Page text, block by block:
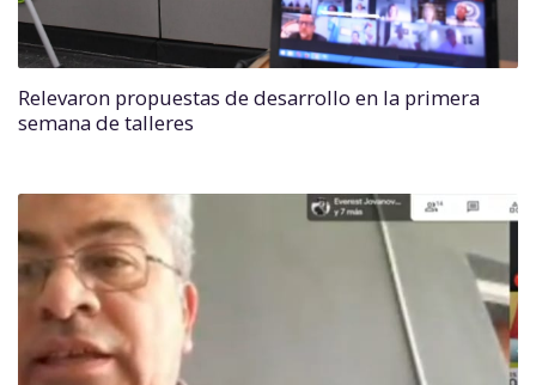
Relevaron propuestas de desarrollo en la primera
semana de talleres